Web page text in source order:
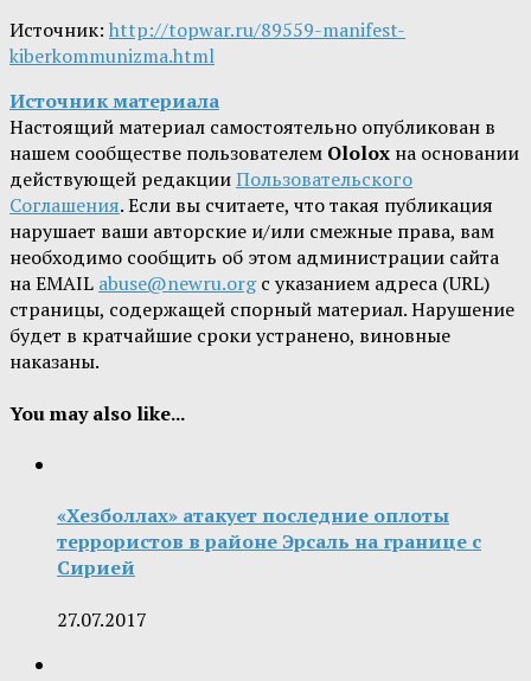
Источник: http://topwar.ru/89559-manifest-
kiberkommunizma.html
Источник материала
Настоящий материал самостоятельно опубликован в
нашем сообществе пользователем Ololox на основании
действующей редакцииПользовательского
Соглашения. Если вы считаете, что такая публикация
нарушает ваши авторские и/или смежные права, вам
необходимо сообщить об этом администрации сайта
на EMAIL abuse@newru.orgс указанием адреса (URL)
страницы, содержащей спорный материал. Нарушение
будет в кратчайшие сроки устранено, виновные
наказаны.
You may also like...
«Хезболлах» атакует последние оплоты
террористов в районе Эрсаль на границе с
Сирией
27.07.2017